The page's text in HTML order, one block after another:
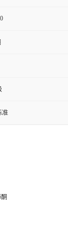
准